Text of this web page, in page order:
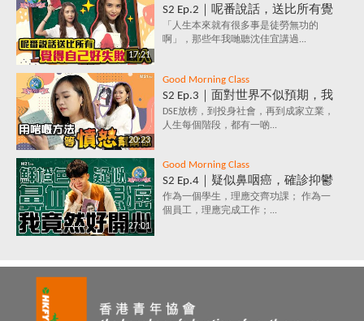
17:21
S2 Ep.2｜呢番說話，送比所有覺
得自己好失敗嘅人｜放棄好唔
好？堅持值唔值？人生到底有咩
「人生本來就有很多事是徒勞無功的
啊」，那些年我哋聽沈佳宜講過...
20:23
Good Morning Class
S2 Ep.3｜面對世界不似預期，我
要保持憤怒？｜負面情緒背後鮮
為人知的含義，你知道嗎？
DSE放榜，到投身社會，再到成家立業，
人生每個階段，都有一啲...
27:01
Good Morning Class
S2 Ep.4｜疑似鼻咽癌，確診抑鬱
症，究竟點解會咁？唔洗睇醫
生，唔洗食藥，都可以打敗抑鬱
作為一個學生，理應交齊功課； 作為一
個員工，理應完成工作；...